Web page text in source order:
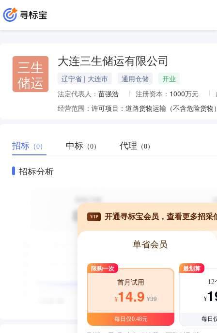
三生
储运
大连三生储运有限公司
辽宁省 | 大连市 通用仓储
开业
法定代表人： 苗强浩 注册资本： 1000万元
经营范围：
招标 （0） 中标 （0） 代理 （0）
招标分析
VIP 开通寻标宝会员，查看更多招采
单省会员
限购一次
首月试用
¥14.9 ¥39
每日仅0.48元
最划算
12
¥
每日